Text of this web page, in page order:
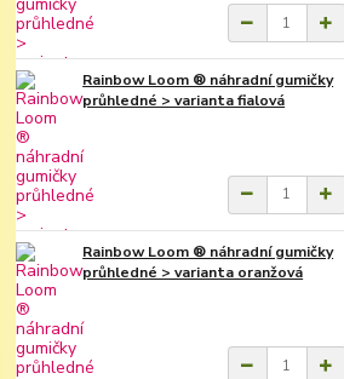
Rainbow Loom ® náhradní gumičky
průhledné > varianta fialová
Rainbow Loom ® náhradní gumičky
průhledné > varianta oranžová